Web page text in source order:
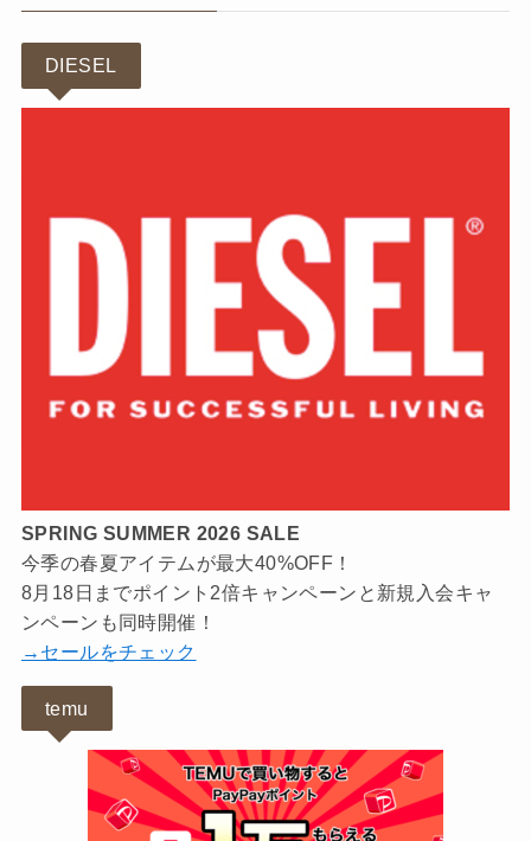
DIESEL
SPRING SUMMER 2026 SALE
今季の春夏アイテムが最大40%OFF！
8月18日までポイント2倍キャンペーンと新規入会キャ
ンペーンも同時開催！
→セールをチェック
temu